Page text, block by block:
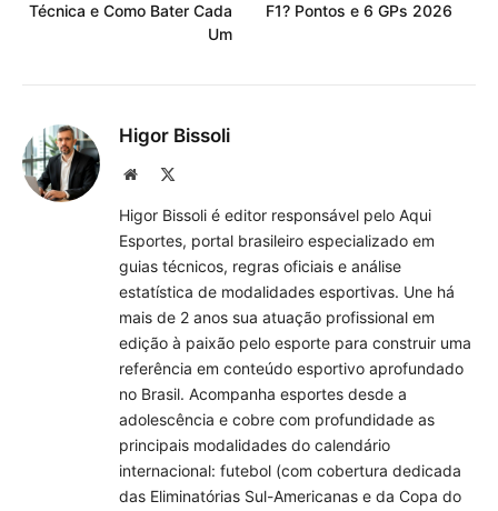
Técnica e Como Bater Cada
Um
F1? Pontos e 6 GPs 2026
Higor Bissoli
Site
Higor Bissoli é editor responsável pelo Aqui
Esportes, portal brasileiro especializado em
guias técnicos, regras oficiais e análise
estatística de modalidades esportivas. Une há
mais de 2 anos sua atuação profissional em
edição à paixão pelo esporte para construir uma
referência em conteúdo esportivo aprofundado
no Brasil. Acompanha esportes desde a
adolescência e cobre com profundidade as
principais modalidades do calendário
internacional: futebol (com cobertura dedicada
das Eliminatórias Sul-Americanas e da Copa do